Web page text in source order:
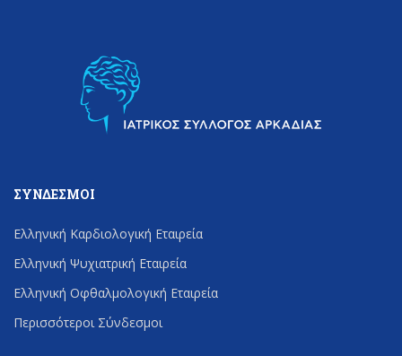
ΣΎΝΔΕΣΜΟΙ
Ελληνική Καρδιολογική Εταιρεία
Ελληνική Ψυχιατρική Εταιρεία
Ελληνική Οφθαλμολογική Εταιρεία
Περισσότεροι Σύνδεσμοι